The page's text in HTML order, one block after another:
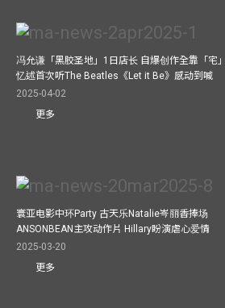
冯允谦「黑胶圣地」1日店长 自爆创作全靠「宅」
忆述首次听The Beatles《Let it Be》感动到喊
2025-04-02
更多
寰亚电影中环Party 古天乐Natalie岑丽香捧场
ANSONBEAN主攻动作片 Hillary盼演虐心爱情
2025-03-20
更多